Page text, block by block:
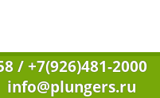
/ +7(926)481-2000
info@plungers.ru